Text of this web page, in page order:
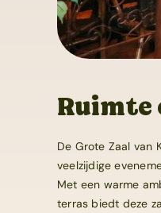
Ruimte
De Grote Zaal van
veelzijdige
Met een warme
terras biedt deze